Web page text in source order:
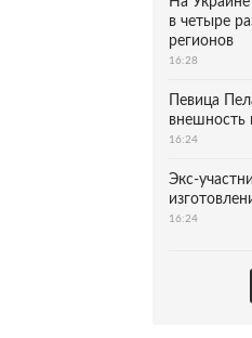
в четыре
регионов
16:28
Певица
внешность
16:24
Экс-
16:24